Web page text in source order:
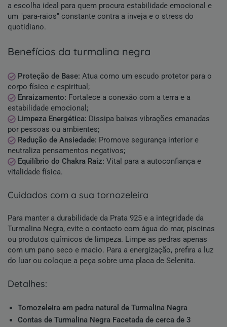
a escolha ideal para quem procura estabilidade emocional e
um "para-raios" constante contra a inveja e o stress do
quotidiano.
benefícios da turmalina negra
Proteção de Base: Atua como um escudo protetor para o
corpo físico e espiritual;
Enraizamento: Fortalece a conexão com a terra e a
estabilidade emocional;
Limpeza Energética: Dissipa baixas vibrações emanadas
por pessoas ou ambientes;
Redução de Ansiedade: Promove segurança interior e
neutraliza pensamentos negativos;
Equilíbrio do Chakra Raiz: Vital para a autoconfiança e
vitalidade física.
cuidados com a sua tornozeleira
Para manter a durabilidade da Prata 925 e a integridade da
Turmalina Negra, evite o contacto com água do mar, piscinas
ou produtos químicos de limpeza. Limpe as pedras apenas
com um pano seco e macio. Para a energização, prefira a luz
do luar ou coloque a peça sobre uma placa deSelenita.
detalhes:
Tornozeleira em pedra natural de Turmalina Negra
Contas de Turmalina Negra Facetada de cerca de 3